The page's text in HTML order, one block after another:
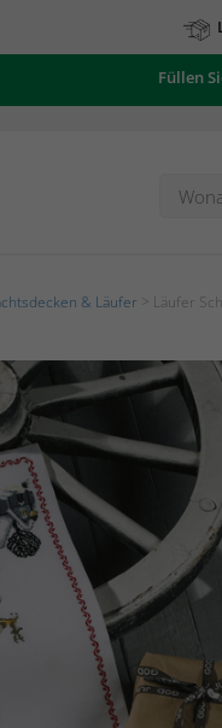
Füllen
& Läufer > Läufer